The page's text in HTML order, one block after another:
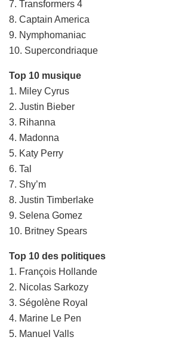
7. Transformers 4
8. Captain America
9. Nymphomaniac
10. Supercondriaque
Top 10 musique
1. Miley Cyrus
2. Justin Bieber
3. Rihanna
4. Madonna
5. Katy Perry
6. Tal
7. Shy’m
8. Justin Timberlake
9. Selena Gomez
10. Britney Spears
Top 10 des politiques
1. François Hollande
2. Nicolas Sarkozy
3. Ségolène Royal
4. Marine Le Pen
5. Manuel Valls